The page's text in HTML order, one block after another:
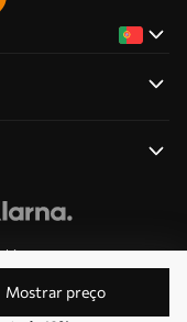
Mostrar preço
reservados.
PL9223057591.